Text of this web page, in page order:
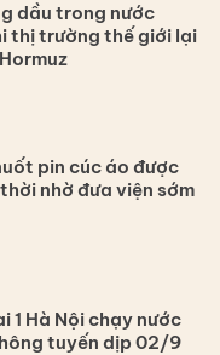
dầu trong nước
thị trường thế giới lại
pin cúc áo được
nhờ đưa viện sớm
1 Hà Nội chạy nước
tuyến dịp 02/9